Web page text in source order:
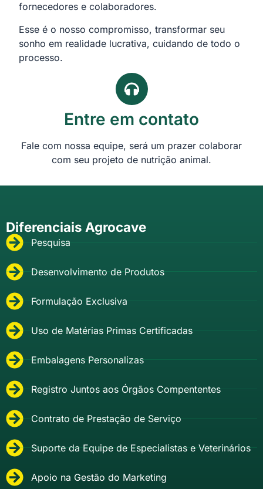
fornecedores e colaboradores.
Esse é o nosso compromisso, transformar seu
sonho em realidade lucrativa, cuidando de todo o
processo.
Entre em contato
Fale com nossa equipe, será um prazer colaborar
com seu projeto de nutrição animal.
Diferenciais Agrocave
Pesquisa
Desenvolvimento de Produtos
Formulação Exclusiva
Uso de Matérias Primas Certificadas
Embalagens Personalizas
Registro Juntos aos Órgãos Compententes
Contrato de Prestação de Serviço
Suporte da Equipe de Especialistas e Veterinários
Apoio na Gestão do Marketing